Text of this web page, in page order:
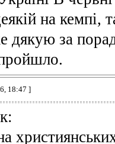
на кемпі,
дякую за
18:47 ]